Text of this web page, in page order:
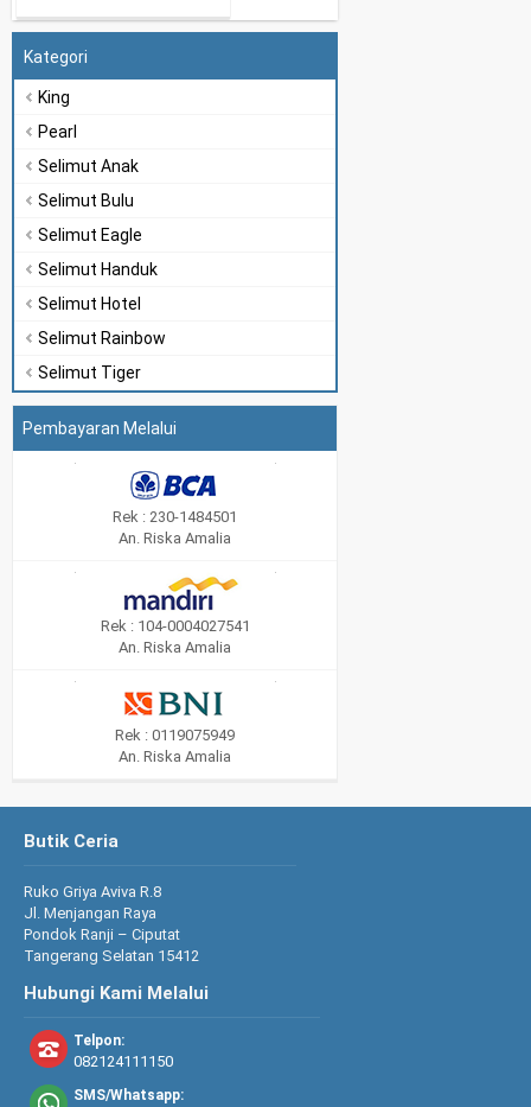
Kategori
King
Pearl
Selimut Anak
Selimut Bulu
Selimut Eagle
Selimut Handuk
Selimut Hotel
Selimut Rainbow
Selimut Tiger
Pembayaran Melalui
Rek : 230-1484501
An. Riska Amalia
Rek : 104-0004027541
An. Riska Amalia
Rek : 0119075949
An. Riska Amalia
Butik Ceria
Ruko Griya Aviva R.8
Jl. Menjangan Raya
Pondok Ranji – Ciputat
Tangerang Selatan 15412
Hubungi Kami Melalui
Telpon:
082124111150
SMS/Whatsapp: